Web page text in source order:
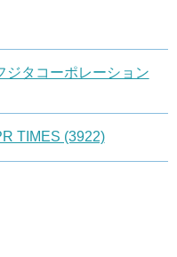
ジタコーポレーション
TIMES (3922)